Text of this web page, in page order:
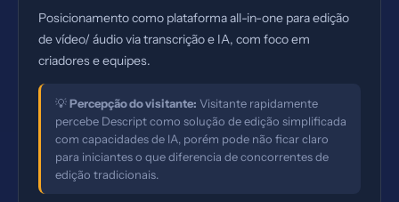
Posicionamento como plataforma all-in-one para edição
de vídeo/ áudio via transcrição e IA, com foco em
criadores e equipes.
💡Percepção do visitante: Visitante rapidamente
percebe Descript como solução de edição simplificada
com capacidades de IA, porém pode não ficar claro
para iniciantes o que diferencia de concorrentes de
edição tradicionais.